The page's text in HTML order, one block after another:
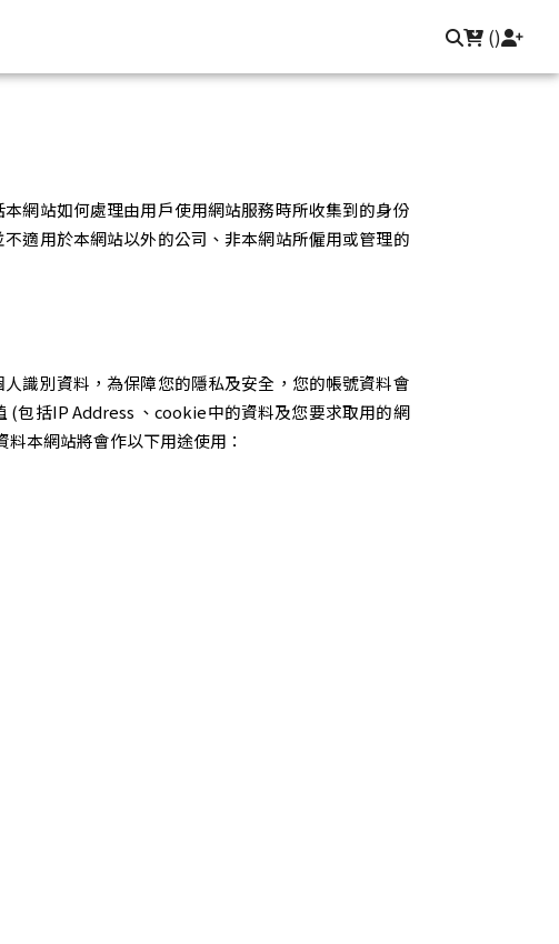
()
網站如何處理由用戶使用網站服務時所收集到的身份
適用於本網站以外的公司、非本網站所僱用或管理的
識別資料，為保障您的隱私及安全，您的帳號資料會
(包括IP Address 、cookie中的資料及您要求取用的網
本網站將會作以下用途使用：